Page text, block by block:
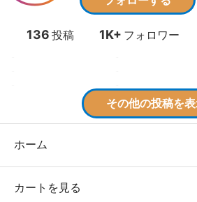
ホーム
カートを見る